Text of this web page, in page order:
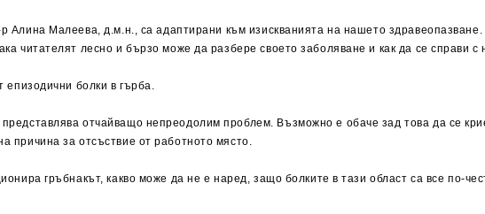
Алина Малеева, д.м.н., са адаптирани към изискванията на нашето
читателят лесно и бързо може да разбере своето заболяване и как да се справи с
епизодични болки в гърба.
отчайващо непреодолим проблем. Възможно е обаче зад това да се
причина за отсъствие от работното място.
гръбнакът, какво може да не е наред, защо болките в тази област са все по-